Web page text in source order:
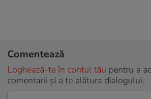
Comentează
Loghează-te în contul tău pentru a
comentarii și a te alătura dialogului.